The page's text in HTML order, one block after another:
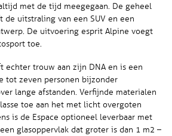
met de tijd meegegaan. De geheel
uitstraling van een SUV en een
De uitvoering esprit Alpine voegt
toe.
echter trouw aan zijn DNA en is een
tot zeven personen bijzonder
lange afstanden. Verfijnde materialen
toe aan het met licht overgoten
is de Espace optioneel leverbaar met
glasoppervlak dat groter is dan 1 m2 –